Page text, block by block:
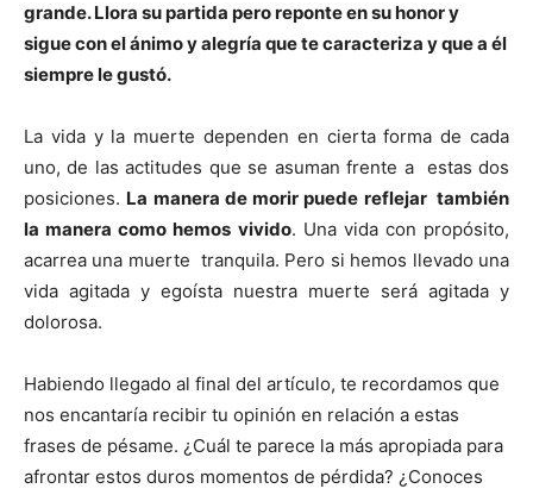
grande. Llora su partida pero reponte en su honor y
sigue con el ánimo y alegría que te caracteriza y que a él
siempre le gustó.
La vida y la muerte dependen en cierta forma de cada
uno, de las actitudes que se asuman frente a estas dos
posiciones. La manera de morir puede reflejar también
la manera como hemos vivido. Una vida con propósito,
acarrea una muerte tranquila. Pero si hemos llevado una
vida agitada y egoísta nuestra muerte será agitada y
dolorosa.
Habiendo llegado al final del artículo, te recordamos que
nos encantaría recibir tu opinión en relación a estas
frases de pésame. ¿Cuál te parece la más apropiada para
afrontar estos duros momentos de pérdida? ¿Conoces